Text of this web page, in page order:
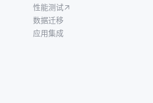
性能测试
数据迁移
应用集成